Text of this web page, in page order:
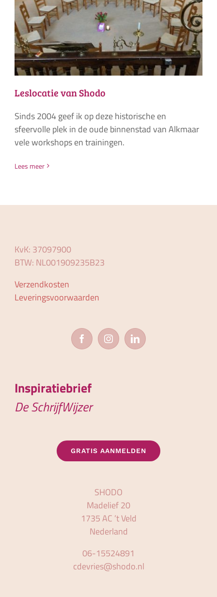
Leslocatie van Shodo
Sinds 2004 geef ik op deze historische en
sfeervolle plek in de oude binnenstad van Alkmaar
vele workshops en trainingen.
Lees meer
KvK: 37097900
BTW: NL001909235B23
Verzendkosten
Leveringsvoorwaarden
Inspiratiebrief
De SchrijfWijzer
GRATIS AANMELDEN
SHODO
Madelief 20
1735 AC ’t Veld
Nederland
06-15524891
cdevries@shodo.nl